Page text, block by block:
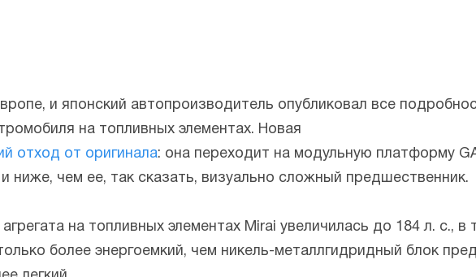
и японский автопроизводитель опубликовал все
на топливных элементах. Новая
отход от оригинала: она переходит на модульную платформу
ниже, чем ее, так сказать, визуально сложный предшественник.
на топливных элементах Mirai увеличилась до 184 л. с., в
более энергоемкий, чем никель-металлгидридный блок